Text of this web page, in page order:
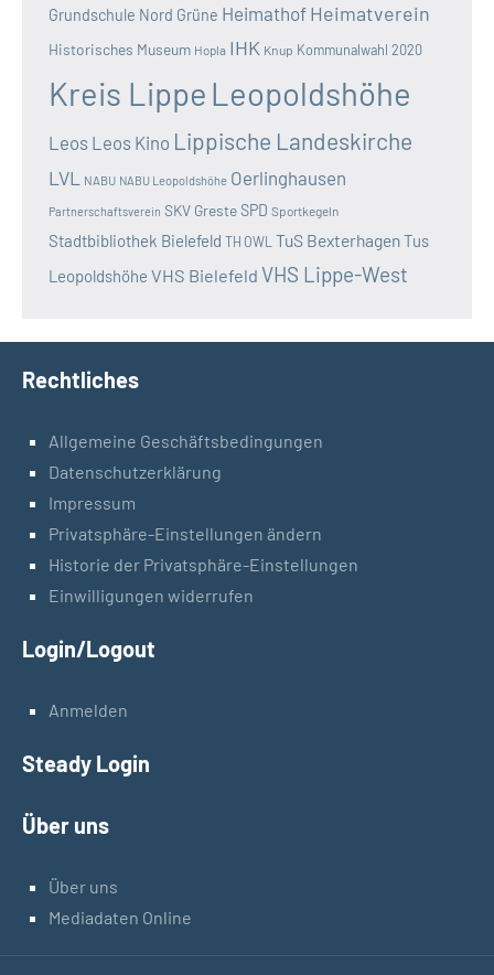
Grundschule Nord Grüne Heimathof Heimatverein
Historisches Museum Hopla IHK Knup Kommunalwahl 2020
Kreis Lippe Leopoldshöhe
Leos Leos Kino Lippische Landeskirche
LVL NABU NABU Leopoldshöhe Oerlinghausen
Partnerschaftsverein SKV GresteSPD Sportkegeln
Stadtbibliothek Bielefeld TH OWL TuS BexterhagenTus
Leopoldshöhe VHS Bielefeld VHS Lippe-West
Rechtliches
Allgemeine Geschäftsbedingungen
Datenschutzerklärung
Impressum
Privatsphäre-Einstellungen ändern
Historie der Privatsphäre-Einstellungen
Einwilligungen widerrufen
Login/Logout
Anmelden
Steady Login
Über uns
Über uns
Mediadaten Online